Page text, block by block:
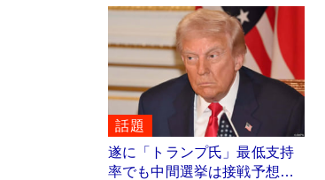
話題
遂に「トランプ氏」最低支持
率でも中間選挙は接戦予想…